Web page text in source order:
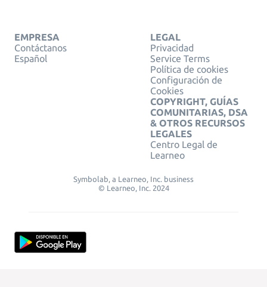
EMPRESA
Contáctanos
Español
LEGAL
Privacidad
Service Terms
Política de cookies
Configuración de
Cookies
COPYRIGHT, GUÍAS
COMUNITARIAS, DSA
& OTROS RECURSOS
LEGALES
Centro Legal de
Learneo
Symbolab, a Learneo, Inc. business
© Learneo, Inc. 2024